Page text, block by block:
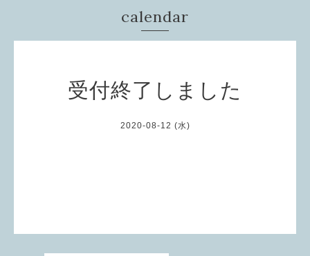
calendar
受付終了しました
2020-08-12 (水)